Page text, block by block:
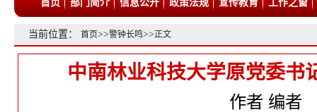
首页 部门简介 信息公开 政策法规 宣传教育 工作之窗
当前位置： 首页>>警钟长鸣>>正文
中南林业科技大学原党委书
作者 编者